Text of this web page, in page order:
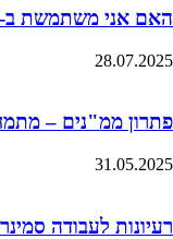
האם אני משתמשת ב-AI בכתיבה?
28.07.2025
פתרון ממ"נים –
31.05.2025
רעיונות לעבודה